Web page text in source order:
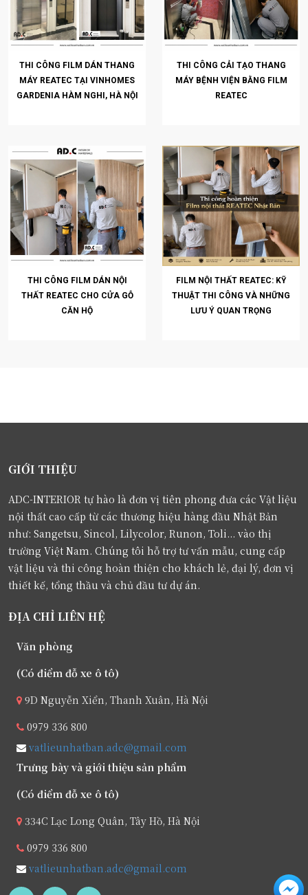
THI CÔNG FILM DÁN THANG
MÁY REATEC TẠI VINHOMES
GARDENIA HÀM NGHI, HÀ NỘI
THI CÔNG CẢI TẠO THANG
MÁY BỆNH VIỆN BẰNG FILM
REATEC
THI CÔNG FILM DÁN NỘI
THẤT REATEC CHO CỬA GỖ
CĂN HỘ
FILM NỘI THẤT REATEC: KỸ
THUẬT THI CÔNG VÀ NHỮNG
LƯU Ý QUAN TRỌNG
GIỚI THIỆU
ADC-INTERIOR tự hào là đơn vị tiên phong đưa các Vật liệu
nội thất cao cấp từ các thương hiệu hàng đầu Nhật Bản
như: Sangetsu, Sincol, Lilycolor, Runon, Toli... vào thị
trường Việt Nam. Chúng tôi hỗ trợ tư vấn mẫu, cung cấp
vật liệu và thi công hoàn thiện cho khách lẻ, đại lý, đơn vị
thiết kế, tổng thầu và chủ đầu tư dự án.
ĐỊA CHỈ LIÊN HỆ
Văn phòng
(Có điểm đỗ xe ô tô)
9D Nguyễn Xiển, Thanh Xuân, Hà Nội
0979 336 800
vatlieunhatban.adc@gmail.com
Trưng bày và giới thiệu sản phẩm
(Có điểm đỗ xe ô tô)
334C Lạc Long Quân, Tây Hồ, Hà Nội
0979 336 800
vatlieunhatban.adc@gmail.com